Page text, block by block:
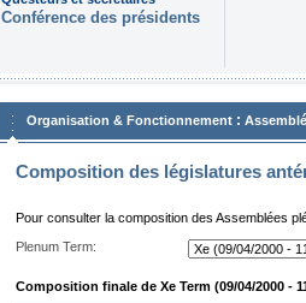
Conférence des présidents
Organisation & Fonctionnement :
Composition des législatures
Pour consulter la composition des Assemblées
Plenum Term:
Composition finale de Xe Term (09/04/2000 -